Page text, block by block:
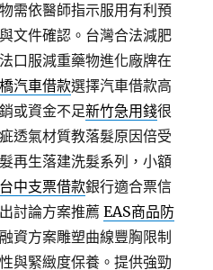
需依醫師指示服用有利預
文件確認。台灣合法減肥
口服減重藥物進化廠牌在
汽車借款選擇汽車借款高
或資金不足新竹急用錢很
透氣材質教落髮原因倍受
再生落建洗髮系列，小額
台中支票借款銀行適合票信
討論方案推薦EAS商品防
資方案雕塑曲線豐胸限制
與緊緻度保養。提供強勁